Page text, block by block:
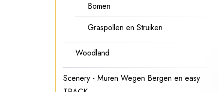
Bomen
Graspollen en Struiken
Woodland
Scenery - Muren Wegen Bergen en easy